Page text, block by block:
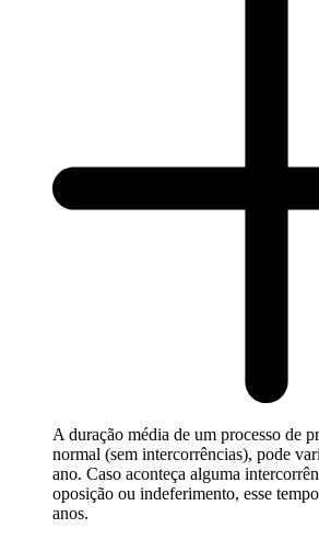
A duração média de um processo de
normal (sem intercorrências), pode
ano. Caso aconteça alguma
oposição ou indeferimento, esse
anos.